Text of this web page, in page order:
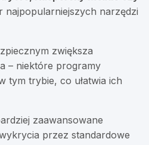
najpopularniejszych narzędzi
zwiększa
– niektóre programy
tym trybie, co ułatwia ich
zaawansowane
przez standardowe